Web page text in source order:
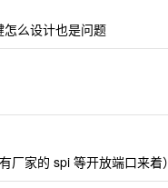
么设计也是问题
家的 spi 等开放端口来着）